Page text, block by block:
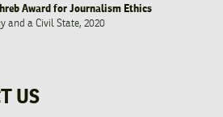
Award for Journalism Ethics
and a Civil State, 2020
US